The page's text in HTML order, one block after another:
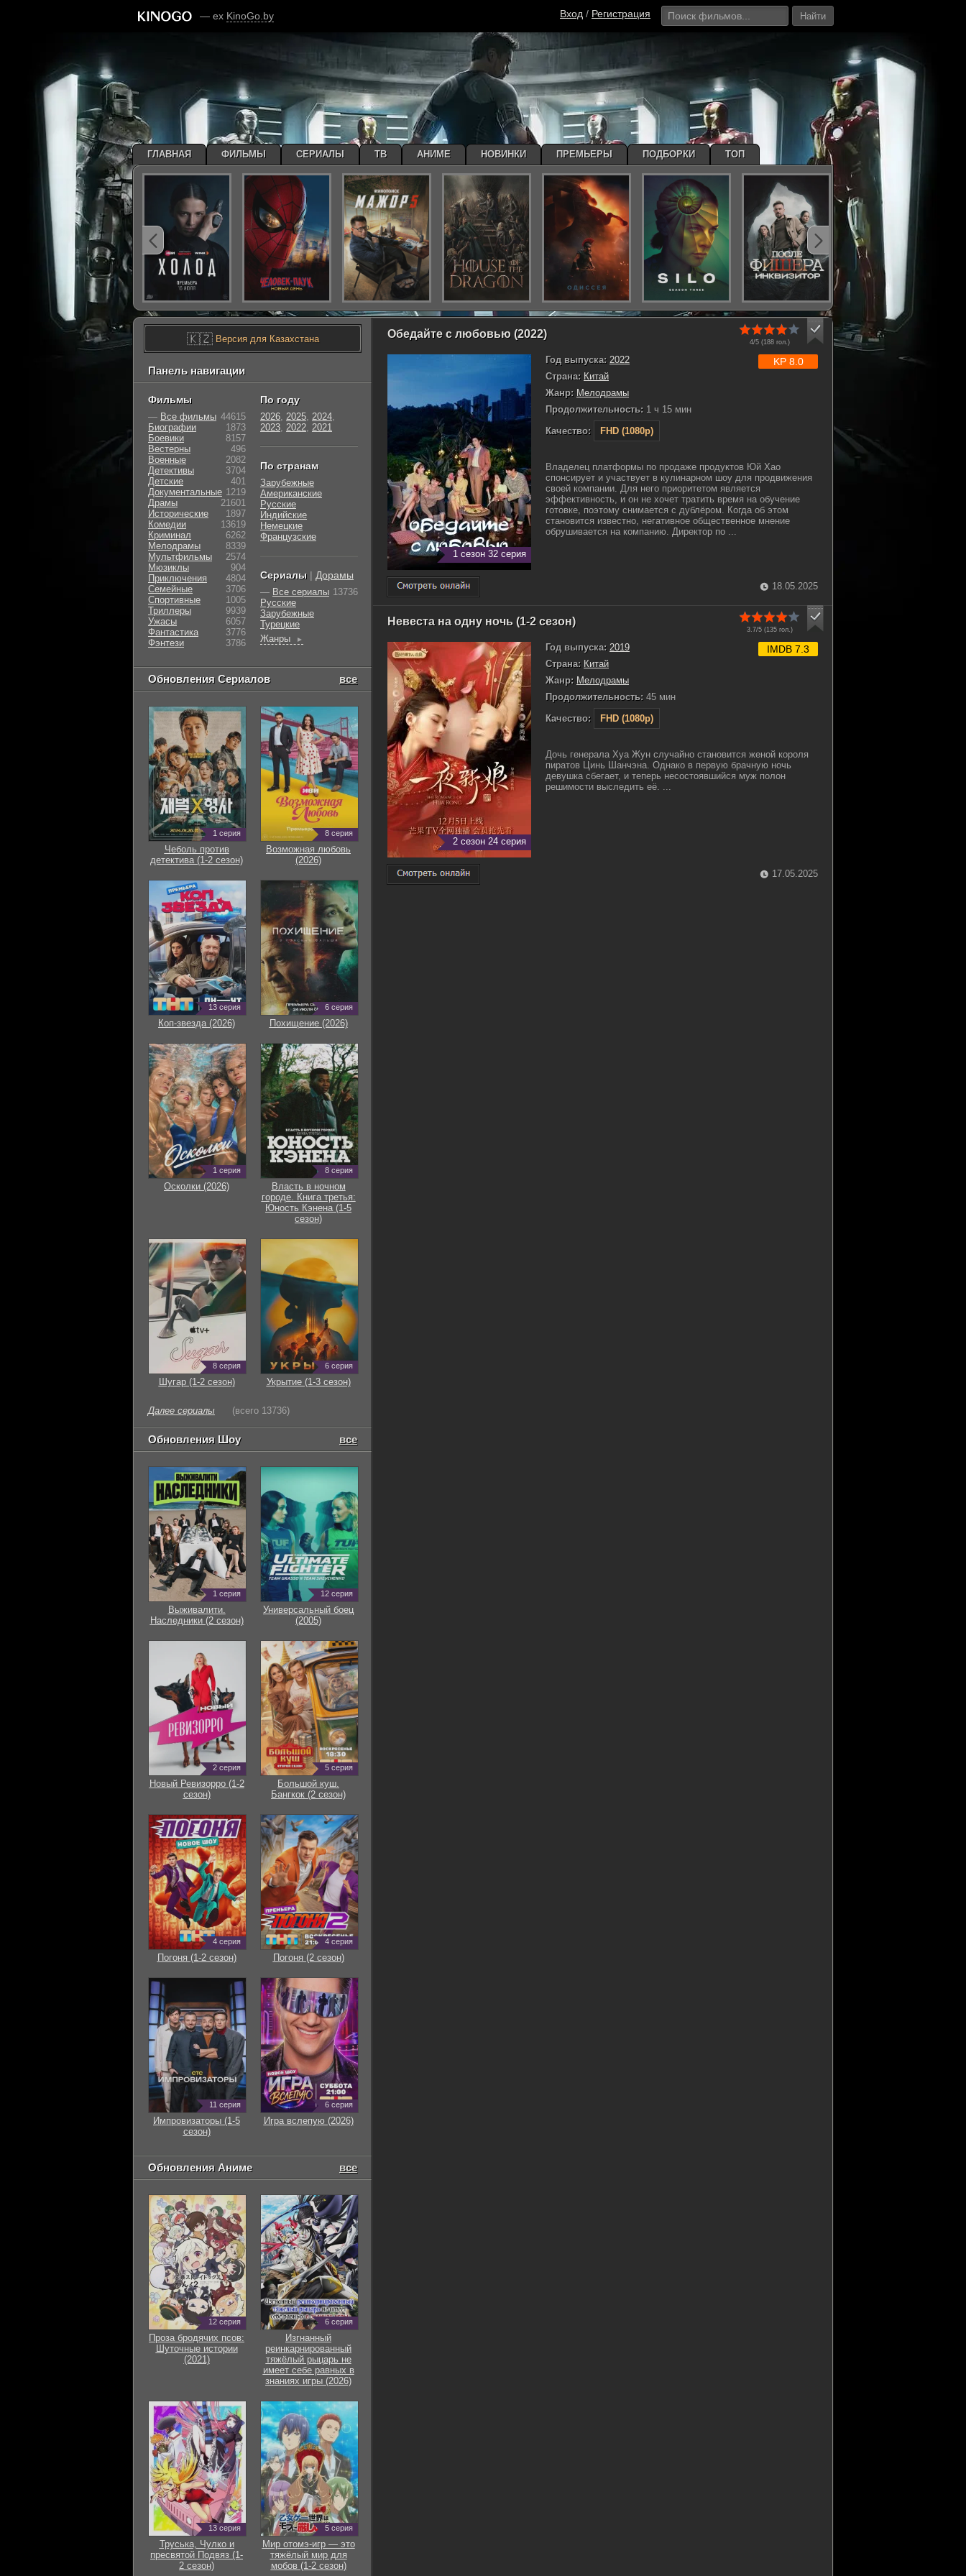
— ex KinoGo.by Вход / Регистрация Найти
Обедайте с любовью (2022)
4/5 (188гол.)
1 сезон 32 серия
Год выпуска: 2022
Страна: Китай
Жанр: Мелодрамы
Продолжительность: 1 ч 15 мин
Качество:
FHD (1080p)
KP 8.0
Владелец платформы по продаже продуктов Юй Хао
спонсирует и участвует в кулинарном шоу для продвижения
своей компании. Для него приоритетом является
эффективность, и он не хочет тратить время на обучение
готовке, поэтому снимается с дублёром. Когда об этом
становится известно, негативное общественное мнение
обрушивается на компанию. Директор по ...
18.05.2025
Невеста на одну ночь (1-2 сезон)
3.7/5 (135гол.)
2 сезон 24 серия
Год выпуска: 2019
Страна: Китай
Жанр: Мелодрамы
Продолжительность: 45 мин
Качество:
FHD (1080p)
IMDB 7.3
Дочь генерала Хуа Жун случайно становится женой короля
пиратов Цинь Шанчэна. Однако в первую брачную ночь
девушка сбегает, и теперь несостоявшийся муж полон
решимости выследить её. ...
17.05.2025
🇰🇿Версия для Казахстана
Панель навигации
Фильмы
— Все фильмы 44615
Биографии
1873
Боевики
8157
Вестерны
496
Военные
2082
Детективы
3704
Детские
401
Документальные 1219
Драмы
21601
Исторические
1897
Комедии
13619
Криминал
6262
Мелодрамы
8339
Мультфильмы
2574
Мюзиклы
904
Приключения
4804
Семейные
3706
Cпортивные
1005
Триллеры
9939
Ужасы
6057
Фантастика
3776
Фэнтези
3786
По году
2026, 2025, 2024,
2023, 2022, 2021
По странам
Зарубежные
Американские
Русские
Индийские
Немецкие
Французские
Сериалы | Дорамы
— Все сериалы 13736
Русские
Зарубежные
Турецкие
Жанры
►
Обновления Сериалов все
1 серия
Чеболь против
детектива (1-2 сезон)
8 серия
Возможная любовь
(2026)
13 серия
Коп-звезда (2026)
6 серия
Похищение (2026)
1 серия
Осколки (2026)
8 серия
Власть в ночном
городе. Книга третья:
Юность Кэнена (1-5
сезон)
8 серия
Шугар (1-2 сезон)
6 серия
Укрытие (1-3 сезон)
Далее сериалы (всего 13736)
Обновления Шоу все
1 серия
Выживалити.
Наследники (2 сезон)
12 серия
Универсальный боец
(2005)
2 серия
Новый Ревизорро (1-2
сезон)
5 серия
Большой куш.
Бангкок (2 сезон)
4 серия
Погоня (1-2 сезон)
4 серия
Погоня (2 сезон)
11 серия
Импровизаторы (1-5
сезон)
6 серия
Игра вслепую (2026)
Обновления Аниме все
12 серия
Проза бродячих псов:
Шуточные истории
(2021)
6 серия
Изгнанный
реинкарнированный
тяжёлый рыцарь не
имеет себе равных в
знаниях игры (2026)
13 серия
Труська, Чулко и
пресвятой Подвяз (1-
2 сезон)
5 серия
Мир отомэ-игр — это
тяжёлый мир для
мобов (1-2 сезон)
ГЛАВНАЯ ФИЛЬМЫ СЕРИАЛЫ ТВ АНИМЕ НОВИНКИ ПРЕМЬЕРЫ ПОДБОРКИ ТОП